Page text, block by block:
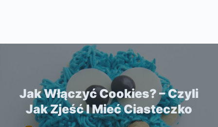
Jak Włączyć Cookies? – Czyli
Jak Zjeść I Mieć Ciasteczko